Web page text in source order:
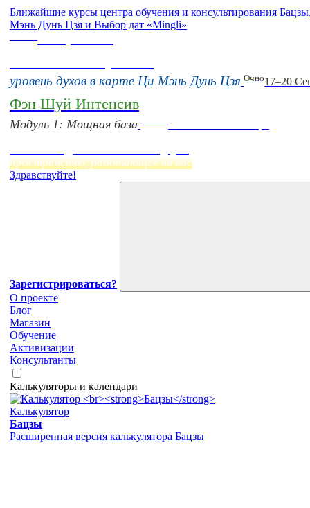
Ближайшие курсы центра обучения и консультирования
Мэнь Дунь Цзя и Выбор дат «Mingli»
уровень духов в карте Ци Мэнь Дунь Цзя Очно17–20
Фэн Шуй Интенсив
Модуль 1: Мощная база
пространство, работающее на вас
Здравствуйте!
Зарегистрироваться?
О проекте
Блог
Магазин
Обучение
Активизации
Консультанты
Калькуляторы и календари
Калькулятор
Бацзы
Расширенная версия калькулятора Бацзы